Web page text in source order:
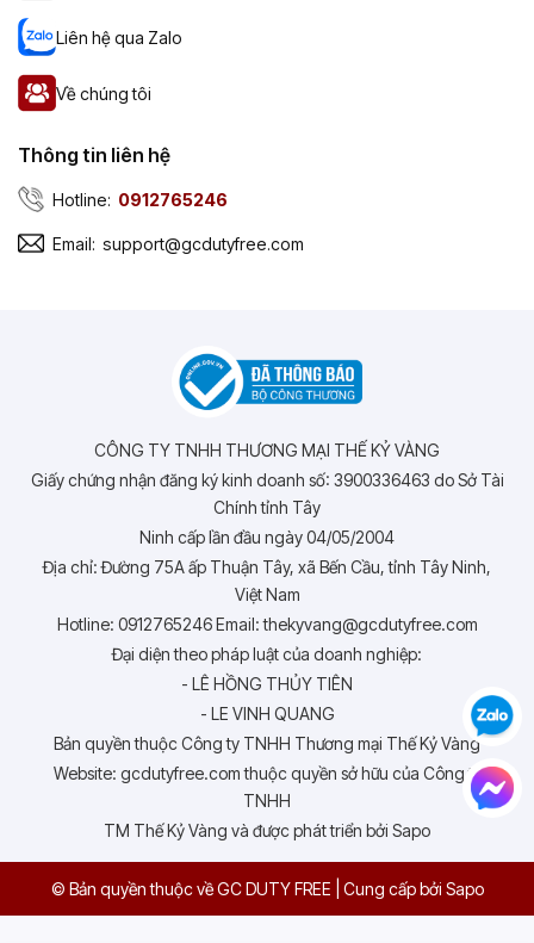
Liên hệ qua Zalo
Về chúng tôi
Thông tin liên hệ
Hotline: 0912765246
Email: support@gcdutyfree.com
CÔNG TY TNHH THƯƠNG MẠI THẾ KỶ VÀNG
Giấy chứng nhận đăng ký kinh doanh số: 3900336463 do Sở Tài
Chính tỉnh Tây
Ninh cấp lần đầu ngày 04/05/2004
Địa chỉ: Đường 75A ấp Thuận Tây, xã Bến Cầu, tỉnh Tây Ninh,
Việt Nam
Hotline: 0912765246 Email: thekyvang@gcdutyfree.com
Đại diện theo pháp luật của doanh nghiệp:
- LÊ HỒNG THỦY TIÊN
- LE VINH QUANG
Bản quyền thuộc Công ty TNHH Thương mại Thế Kỷ Vàng
Website: gcdutyfree.com thuộc quyền sở hữu của Công ty
TNHH
TM Thế Kỷ Vàng và được phát triển bởi Sapo
© Bản quyền thuộc về GC DUTY FREE Cung cấp bởi Sapo